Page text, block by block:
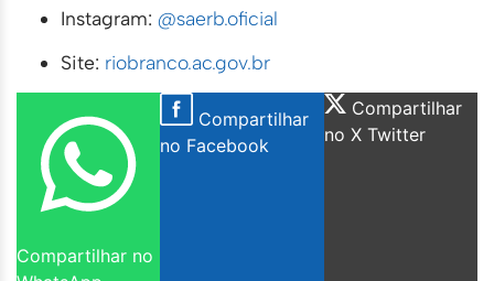
Instagram: @saerb.oficial
Site: riobranco.ac.gov.br
Compartilhar no
Compartilhar
no Facebook
Compartilhar
no X Twitter